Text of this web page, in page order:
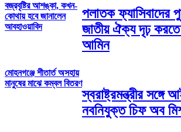
বজ্রবৃষ্টির আশঙ্কা, কখন-
কোথায় হবে জানালেন
আবহাওয়াবিদ
মোহনগঞ্জে শীতার্ত অসহায়
মানুষের মাঝে কম্বল বিতরণ
পলাতক ফ্যাসিবাদের
জাতীয় ঐক্য দৃঢ় করতে
আমিন
স্বরাষ্ট্রমন্ত্রীর
নবনিযুক্ত চিফ অব